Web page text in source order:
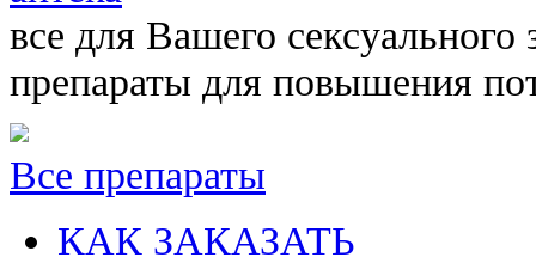
все для Вашего сексуального
препараты для повышения
Все препараты
КАК ЗАКАЗАТЬ